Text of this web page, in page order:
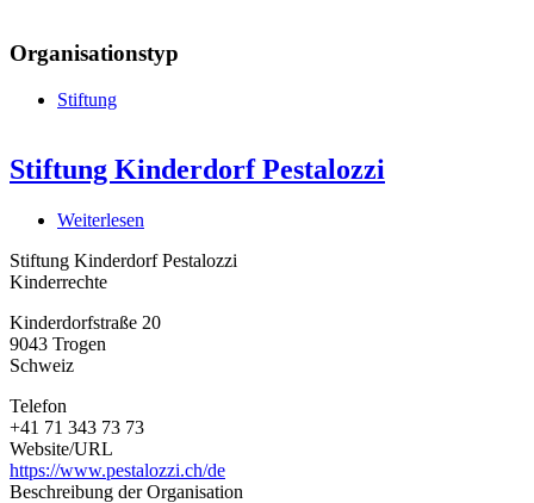
Organisationstyp
Stiftung
Stiftung Kinderdorf Pestalozzi
Weiterlesen
Kinderdorf
Stiftung Kinderdorf Pestalozzi
Kinderrechte
Kinderdorfstraße 20
9043 Trogen
Schweiz
Telefon
+41 71 343 73 73
Website/URL
https://www.pestalozzi.ch/de
Beschreibung der Organisation